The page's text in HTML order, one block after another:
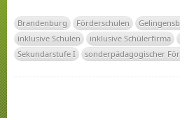
Brandenburg Förderschulen
inklusive Schulen
inklusive Schülerfirma
Sekundarstufe I
sonderpädagogischer